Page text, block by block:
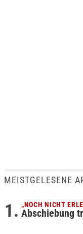
MEISTGELESENE
„NOCH NICHT
Abschiebung